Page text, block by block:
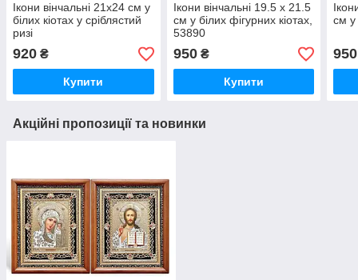
Ікони вінчальні 21х24 см у
білих кіотах у сріблястий
ризі
920 ₴
Купити
Ікони вінчальні 19.5 х 21.5
см у білих фігурних кіотах,
53890
950₴
Купити
см у
950
Акційні пропозиції та новинки